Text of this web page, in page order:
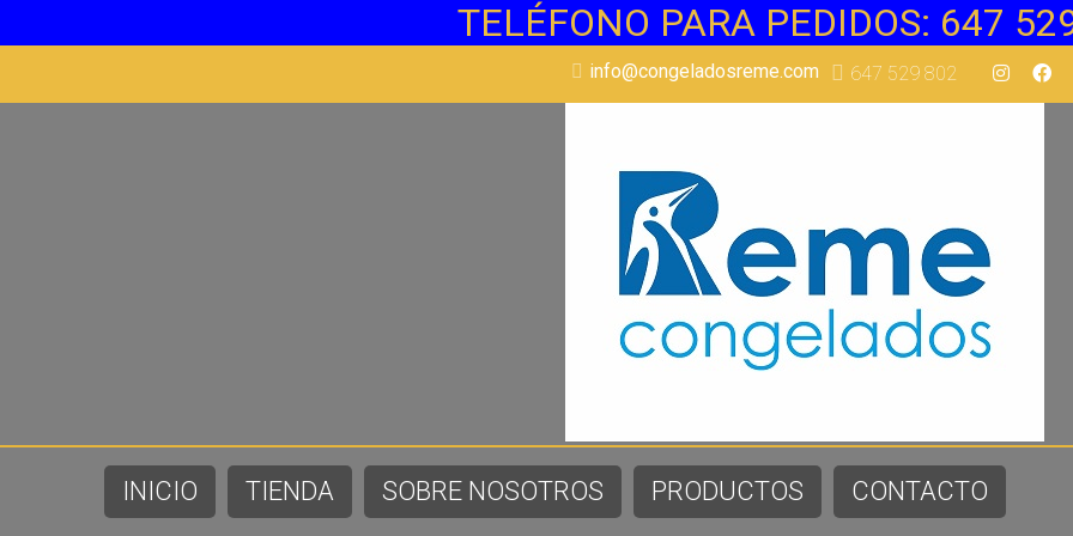
TELÉFONO PARA PEDIDOS: 647
info@congeladosreme.com 647 529 802
INICIO TIENDA SOBRE NOSOTROS PRODUCTOS CONTACTO